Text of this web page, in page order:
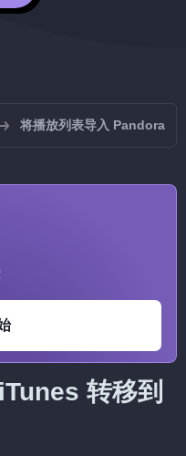
将播放列表导入 Pandora
转移到